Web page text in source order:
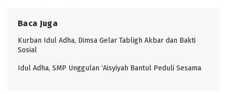
Baca Juga
Kurban Idul Adha, Dimsa Gelar Tabligh Akbar dan Bakti
Sosial
Idul Adha, SMP Unggulan ‘Aisyiyah Bantul Peduli Sesama